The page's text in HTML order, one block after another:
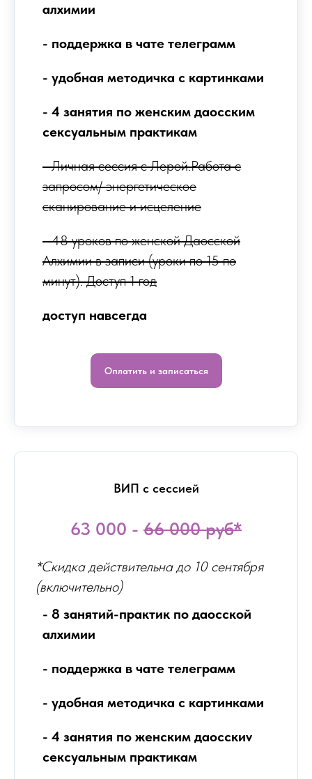
алхимии
- поддержка в чате телеграмм
- удобная методичка с картинками
- 4 занятия по женским даосским
сексуальным практикам
- Личная сессия с Лерой.Работа с
запросом/ энергетическое
сканирование и исцеление
- 48 уроков по женской Даосской
Алхимии в записи (уроки по 15 по
минут). Доступ 1 год
доступ навсегда
Оплатить и записаться
ВИП с сессией
63 000 - 66 000 руб*
*Скидка действительна до 10 сентября
(включительно)
- 8 занятий-практик по даосской
алхимии
- поддержка в чате телеграмм
- удобная методичка с картинками
- 4 занятия по женским даосскиv
сексуальным практикам